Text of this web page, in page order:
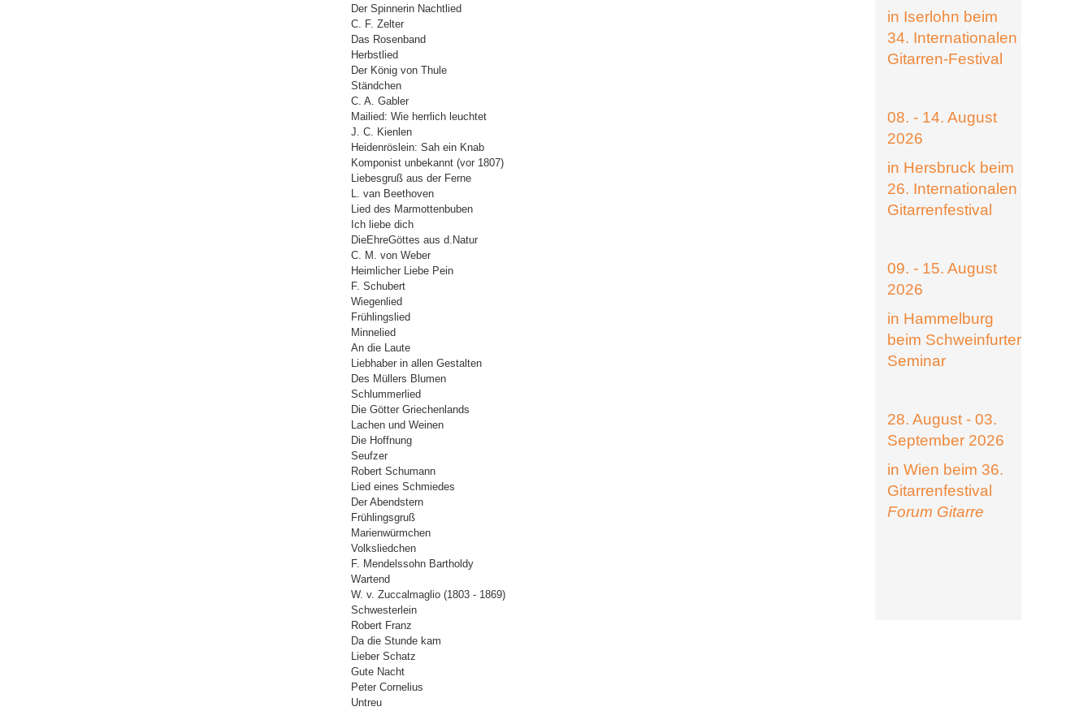
Der Spinnerin Nachtlied
C. F. Zelter
Das Rosenband
Herbstlied
Der König von Thule
Ständchen
C. A. Gabler
Mailied: Wie herrlich leuchtet
J. C. Kienlen
Heidenröslein: Sah ein Knab
Komponist unbekannt (vor 1807)
Liebesgruß aus der Ferne
L. van Beethoven
Lied des Marmottenbuben
Ich liebe dich
DieEhreGöttes aus d.Natur
C. M. von Weber
Heimlicher Liebe Pein
F. Schubert
Wiegenlied
Frühlingslied
Minnelied
An die Laute
Liebhaber in allen Gestalten
Des Müllers Blumen
Schlummerlied
Die Götter Griechenlands
Lachen und Weinen
Die Hoffnung
Seufzer
Robert Schumann
Lied eines Schmiedes
Der Abendstern
Frühlingsgruß
Marienwürmchen
Volksliedchen
F. Mendelssohn Bartholdy
Wartend
W. v. Zuccalmaglio (1803 - 1869)
Schwesterlein
Robert Franz
Da die Stunde kam
Lieber Schatz
Gute Nacht
Peter Cornelius
Untreu
in Iserlohn beim
34. Internationalen
Gitarren-Festival
08. - 14. August
2026
in Hersbruck beim
26. Internationalen
Gitarrenfestival
09. - 15. August
2026
in Hammelburg
beim Schweinfurter
Seminar
28. August - 03.
September 2026
in Wien beim 36.
Gitarrenfestival
Forum Gitarre